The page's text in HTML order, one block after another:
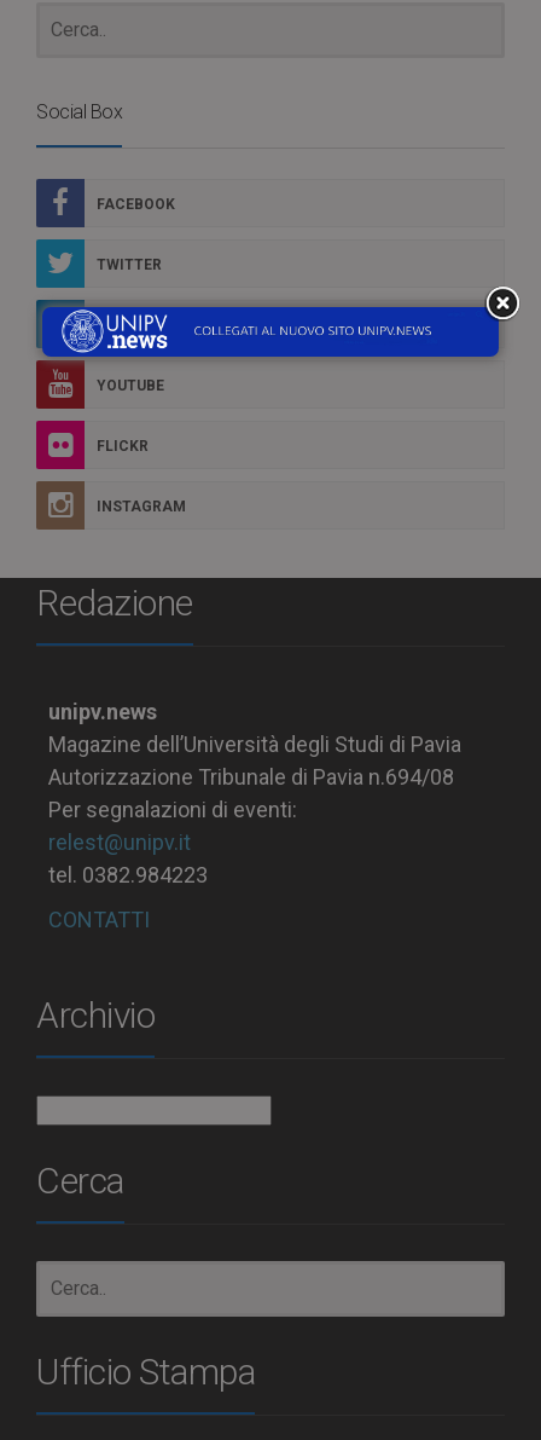
Social Box
FACEBOOK
TWITTER
LINKEDIN
YOUTUBE
FLICKR
INSTAGRAM
Redazione
unipv.news
Magazine dell’Università degli Studi di Pavia
Autorizzazione Tribunale di Pavia n.694/08
Per segnalazioni di eventi:
relest@unipv.it
tel. 0382.984223
CONTATTI
Archivio
Cerca
Ufficio Stampa